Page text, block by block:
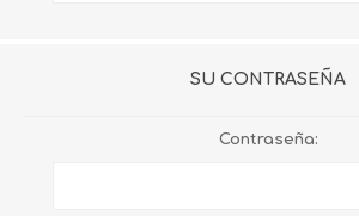
SU CONTRASEÑA
Contraseña: